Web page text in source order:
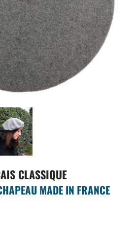
CLASSIQUE
MADE IN FRANCE